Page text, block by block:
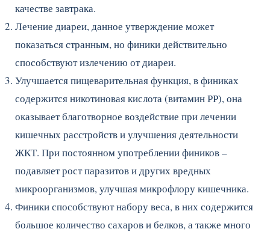
качестве завтрака.
Лечение диареи, данное утверждение может
показаться странным, но финики действительно
способствуют излечению от диареи.
Улучшается пищеварительная функция, в финиках
содержится никотиновая кислота (витамин РР), она
оказывает благотворное воздействие при лечении
кишечных расстройств и улучшения деятельности
ЖКТ. При постоянном употреблении фиников –
подавляет рост паразитов и других вредных
микроорганизмов, улучшая микрофлору кишечника.
Финики способствуют набору веса, в них содержится
большое количество сахаров и белков, а также много